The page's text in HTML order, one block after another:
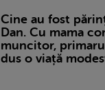
Cine au fost
Dan. Cu mama
muncitor,
dus o viață